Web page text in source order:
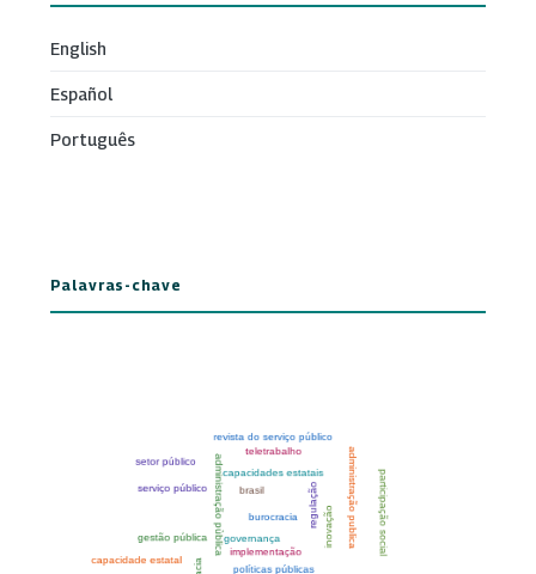
English
Español
Português
Palavras-chave